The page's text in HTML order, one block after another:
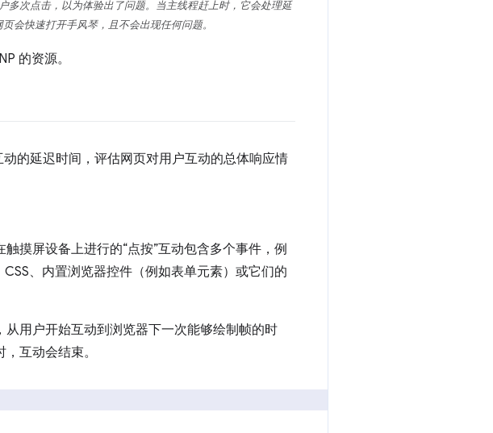
多次点击，以为体验出了问题。当主线程赶上时，它会处理延
会快速打开手风琴，且不会出现任何问题。
的资源。
的延迟时间，评估网页对用户互动的总体响应情
摸屏设备上进行的“点按”互动包含多个事件，例
、内置浏览器控件（例如表单元素）或它们的
，从用户开始互动到浏览器下一次能够绘制帧的时
互动会结束。